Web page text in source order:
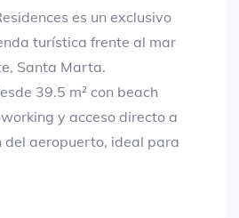
es un exclusivo
turística frente al mar
Santa Marta.
39.5 m² con beach
y acceso directo a
del aeropuerto, ideal para